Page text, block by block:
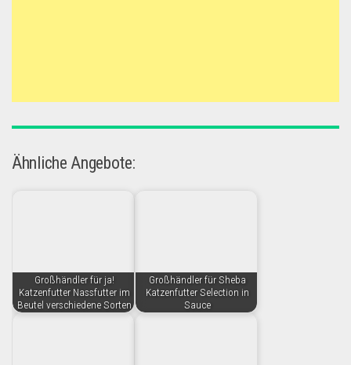
Ähnliche Angebote:
Großhändler für ja!
Katzenfutter Nassfutter im
Beutel verschiedene Sorten
Großhändler für Sheba
Katzenfutter Selection in
Sauce